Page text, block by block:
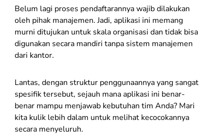
Belum lagi proses pendaftarannya wajib dilakukan
oleh pihak manajemen. Jadi, aplikasi ini memang
murni ditujukan untuk skala organisasi dan tidak bisa
digunakan secara mandiri tanpa sistem manajemen
dari kantor.
Lantas, dengan struktur penggunaannya yang sangat
spesifik tersebut, sejauh mana aplikasi ini benar-
benar mampu menjawab kebutuhan tim Anda? Mari
kita kulik lebih dalam untuk melihat kecocokannya
secara menyeluruh.